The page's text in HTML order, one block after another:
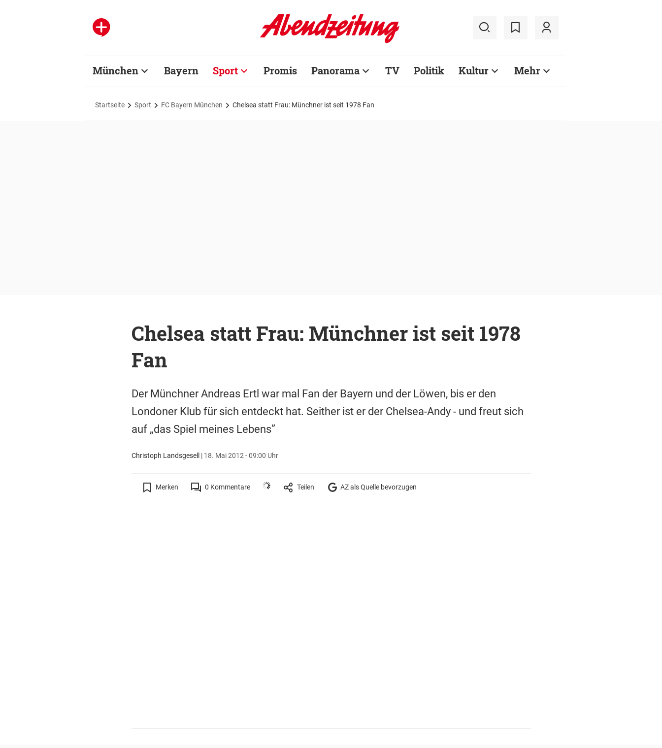
München Bayern Sport Promis Panorama TV Politik Kultur Mehr
Startseite Sport FC Bayern München Chelsea statt Frau: Münchner ist seit 1978 Fan
Chelsea statt Frau: Münchner ist seit 1978
Fan
Der Münchner Andreas Ertl war mal Fan der Bayern und der Löwen, bis er den
Londoner Klub für sich entdeckt hat. Seither ist er der Chelsea-Andy - und freut sich
auf „das Spiel meines Lebens”
Christoph Landsgesell | 18. Mai 2012 - 09:00 Uhr
Merken 0 Kommentare Teilen AZ als Quelle bevorzugen